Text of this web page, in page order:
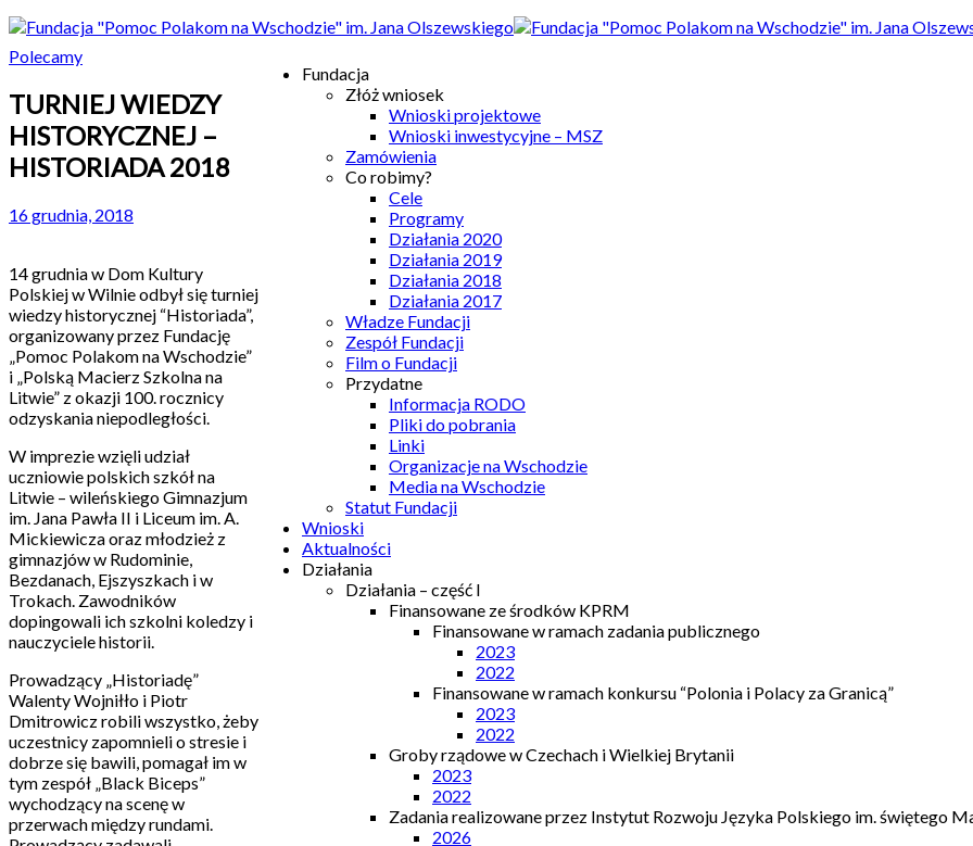
Fundacja
Złóż wniosek
Wnioski projektowe
Wnioski inwestycyjne – MSZ
Zamówienia
Co robimy?
Cele
Programy
Działania 2020
Działania 2019
Działania 2018
Działania 2017
Władze Fundacji
Zespół Fundacji
Film o Fundacji
Przydatne
Informacja RODO
Pliki do pobrania
Linki
Organizacje na Wschodzie
Media na Wschodzie
Statut Fundacji
Wnioski
Aktualności
Działania
Działania – część I
Finansowane ze środków KPRM
Finansowane w ramach zadania publicznego
2023
2022
Finansowane w ramach konkursu “Polonia i Polacy za Granicą”
2023
2022
Groby rządowe w Czechach i Wielkiej Brytanii
2023
2022
Zadania realizowane przez Instytut Rozwoju Języka Polskiego im. świętego
2026
Polecamy
TURNIEJ WIEDZY
HISTORYCZNEJ –
HISTORIADA 2018
16 grudnia, 2018
14 grudnia w Dom Kultury
Polskiej w Wilnie odbył się turniej
wiedzy historycznej “Historiada”,
organizowany przez Fundację
„Pomoc Polakom na Wschodzie”
i „Polską Macierz Szkolna na
Litwie” z okazji 100. rocznicy
odzyskania niepodległości.
W imprezie wzięli udział
uczniowie polskich szkół na
Litwie – wileńskiego Gimnazjum
im. Jana Pawła II i Liceum im. A.
Mickiewicza oraz młodzież z
gimnazjów w Rudominie,
Bezdanach, Ejszyszkach i w
Trokach. Zawodników
dopingowali ich szkolni koledzy i
nauczyciele historii.
Prowadzący „Historiadę”
Walenty Wojniłło i Piotr
Dmitrowicz robili wszystko, żeby
uczestnicy zapomnieli o stresie i
dobrze się bawili, pomagał im w
tym zespół „Black Biceps”
wychodzący na scenę w
przerwach między rundami.